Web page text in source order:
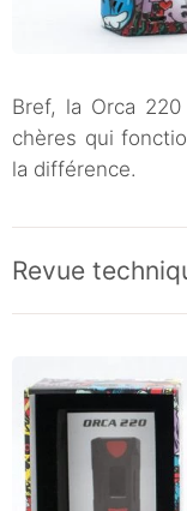
Bref, la Orca
chères qui
la différence.
Revue